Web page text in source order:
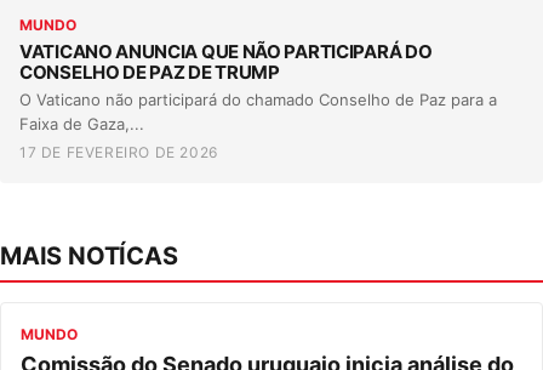
MUNDO
VATICANO ANUNCIA QUE NÃO PARTICIPARÁ DO
CONSELHO DE PAZ DE TRUMP
O Vaticano não participará do chamado Conselho de Paz para a
Faixa de Gaza,...
17 DE FEVEREIRO DE 2026
MAIS NOTÍCAS
MUNDO
Comissão do Senado uruguaio inicia análise do